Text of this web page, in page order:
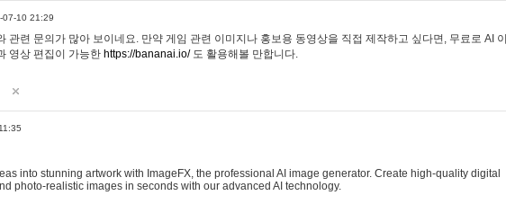
07-10 21:29
관련 문의가 많아 보이네요. 만약 게임 관련 이미지나 홍보용 동영상을 직접 제작하고 싶다면, 무료로 AI 이
영상 편집이 가능한 https://bananai.io/도 활용해볼 만합니다.
into stunning artwork with ImageFX, the professional AI image generator. Create high-quality digital
photo-realistic images in seconds with our advanced AI technology.